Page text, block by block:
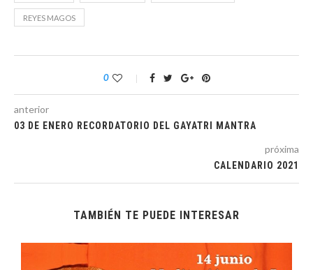
REYES MAGOS
0
anterior
03 DE ENERO RECORDATORIO DEL GAYATRI MANTRA
próxima
CALENDARIO 2021
TAMBIÉN TE PUEDE INTERESAR